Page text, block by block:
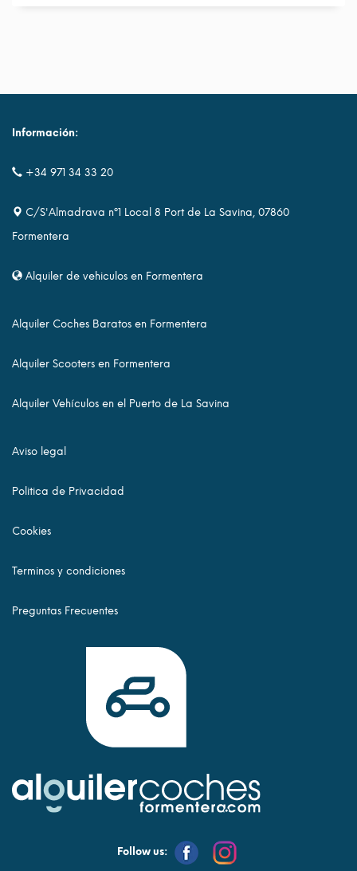
Información:
+34 971 34 33 20
C/S'Almadrava nº1 Local 8 Port de La Savina, 07860
Formentera
Alquiler de vehiculos en Formentera
Alquiler Coches Baratos en Formentera
Alquiler Scooters en Formentera
Alquiler Vehículos en el Puerto de La Savina
Aviso legal
Politica de Privacidad
Cookies
Terminos y condiciones
Preguntas Frecuentes
Follow us: